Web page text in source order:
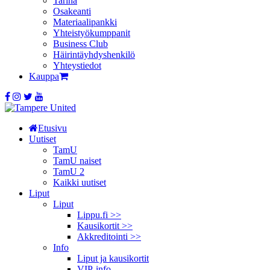
Osakeanti
Materiaalipankki
Yhteistyö­kumppanit
Business Club
Häirintä­yhdyshenkilö
Yhteystiedot
Kauppa
Etusivu
Uutiset
TamU
TamU naiset
TamU 2
Kaikki uutiset
Liput
Liput
Lippu.fi >>
Kausikortit >>
Akkreditointi >>
Info
Liput ja kausikortit